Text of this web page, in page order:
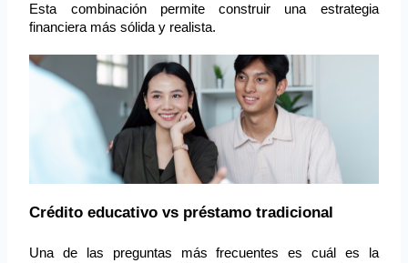
Esta combinación permite construir una estrategia
financiera más sólida y realista.
Crédito educativo vs préstamo tradicional
Una de las preguntas más frecuentes es cuál es la